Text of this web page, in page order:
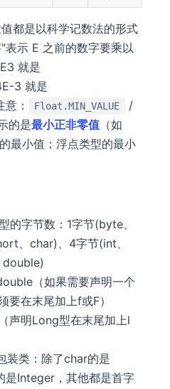
都是以科学记数法的形式
示 E 之前的数字要乘以
就是
3 就是
：
Float.MIN_VALUE /
的是最小正非零值 （如
最小值；浮点类型的最小
的字节数：1字节(byte、
、char)、4字节(int、
（如果需要声明一个
在末尾加上f或F）
声明Long型在末尾加上l
装类：除了char的是
Integer，其他都是首字